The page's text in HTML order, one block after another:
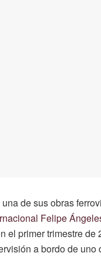
de sus obras
Felipe
el primer trimestre de
a bordo de